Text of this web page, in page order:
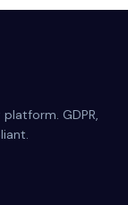
GDPR,